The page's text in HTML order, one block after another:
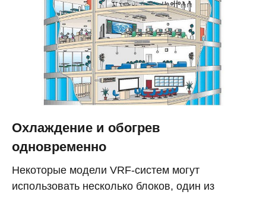
Охлаждение и обогрев
одновременно
Некоторые модели VRF-систем могут
использовать несколько блоков, один из